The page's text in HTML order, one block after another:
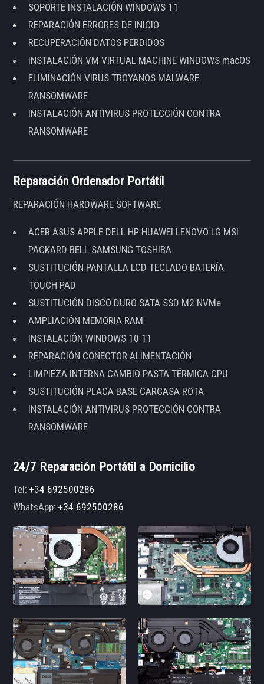
SOPORTE INSTALACIÓN WINDOWS 11
REPARACIÓN ERRORES DE INICIO
RECUPERACIÓN DATOS PERDIDOS
INSTALACIÓN VM VIRTUAL MACHINE WINDOWS macOS
ELIMINACIÓN VIRUS TROYANOS MALWARE
RANSOMWARE
INSTALACIÓN ANTIVIRUS PROTECCIÓN CONTRA
RANSOMWARE
Reparación Ordenador Portátil
REPARACIÓN HARDWARE SOFTWARE
ACER ASUS APPLE DELL HP HUAWEI LENOVO LG MSI
PACKARD BELL SAMSUNG TOSHIBA
SUSTITUCIÓN PANTALLA LCD TECLADO BATERÍA
TOUCH PAD
SUSTITUCIÓN DISCO DURO SATA SSD M2 NVMe
AMPLIACIÓN MEMORIA RAM
INSTALACIÓN WINDOWS 10 11
REPARACIÓN CONECTOR ALIMENTACIÓN
LIMPIEZA INTERNA CAMBIO PASTA TÉRMICA CPU
SUSTITUCIÓN PLACA BASE CARCASA ROTA
INSTALACIÓN ANTIVIRUS PROTECCIÓN CONTRA
RANSOMWARE
24/7 Reparación Portátil a Domicilio
Tel:+34 692500286
WhatsApp:+34 692500286